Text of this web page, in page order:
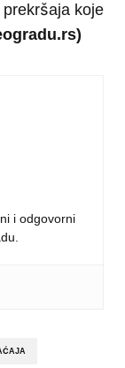
koje
i odgovorni